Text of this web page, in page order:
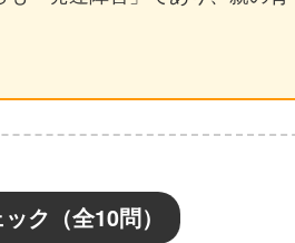
ク（全10問）